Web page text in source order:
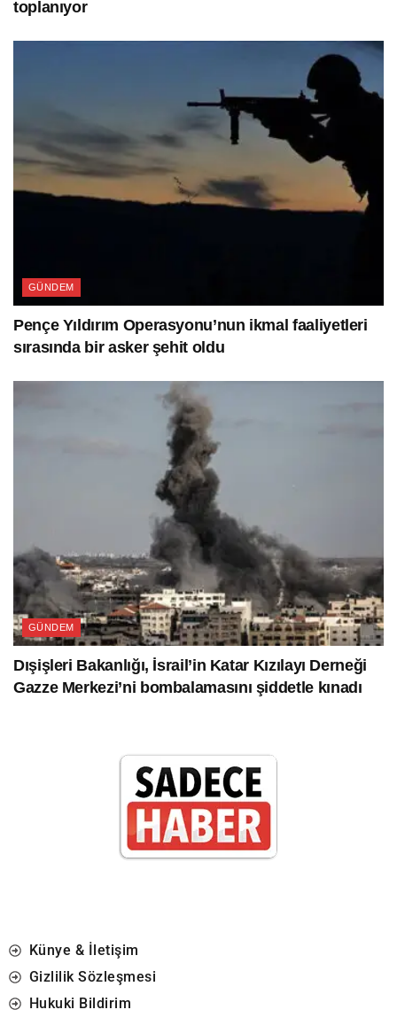
toplanıyor
GÜNDEM
Pençe Yıldırım Operasyonu’nun ikmal faaliyetleri
sırasında bir asker şehit oldu
GÜNDEM
Dışişleri Bakanlığı, İsrail’in Katar Kızılayı Derneği
Gazze Merkezi’ni bombalamasını şiddetle kınadı
Künye & İletişim
Gizlilik Sözleşmesi
Hukuki Bildirim